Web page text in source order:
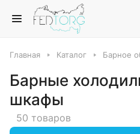
Главная Каталог Барное
Барные
шкафы
50 товаров